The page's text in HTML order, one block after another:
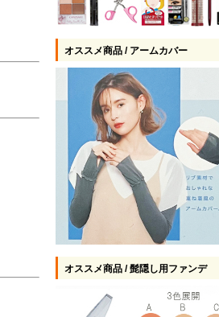
オススメ商品 / アームカバー
オススメ商品 / 髭隠し用ファンデ